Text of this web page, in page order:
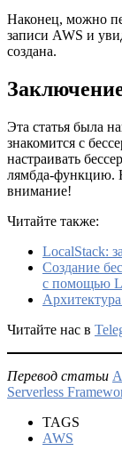
Наконец, можно
записи AWS и
создана.
Эта статья была
знакомится с
настраивать
лямбда-функцию.
внимание!
Читайте также:
LocalStack:
Создание
с помощью
Читайте нас в
Перевод статьи
Serverless
TAGS
AWS